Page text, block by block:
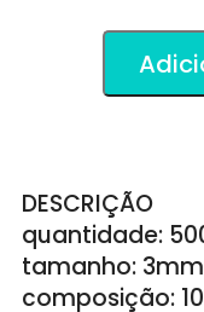
DESCRIÇÃO
quantidade:
tamanho: 3mm
composição: